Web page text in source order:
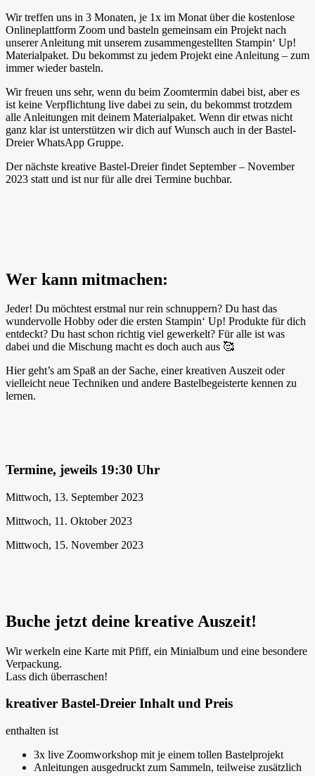
Wir treffen uns in 3 Monaten, je 1x im Monat über die kostenlose
Onlineplattform Zoom und basteln gemeinsam ein Projekt nach
unserer Anleitung mit unserem zusammengestellten Stampin‘ Up!
Materialpaket. Du bekommst zu jedem Projekt eine Anleitung – zum
immer wieder basteln.
Wir freuen uns sehr, wenn du beim Zoomtermin dabei bist, aber es
ist keine Verpflichtung live dabei zu sein, du bekommst trotzdem
alle Anleitungen mit deinem Materialpaket. Wenn dir etwas nicht
ganz klar ist unterstützen wir dich auf Wunsch auch in der Bastel-
Dreier WhatsApp Gruppe.
Der nächste kreative Bastel-Dreier findet September – November
2023 statt und ist nur für alle drei Termine buchbar.
Wer kann mitmachen:
Jeder! Du möchtest erstmal nur rein schnuppern? Du hast das
wundervolle Hobby oder die ersten Stampin‘ Up! Produkte für dich
entdeckt? Du hast schon richtig viel gewerkelt? Für alle ist was
dabei und die Mischung macht es doch auch aus 🥰
Hier geht’s am Spaß an der Sache, einer kreativen Auszeit oder
vielleicht neue Techniken und andere Bastelbegeisterte kennen zu
lernen.
Termine, jeweils 19:30 Uhr
Mittwoch, 13. September 2023
Mittwoch, 11. Oktober 2023
Mittwoch, 15. November 2023
Buche jetzt deine kreative Auszeit!
Wir werkeln eine Karte mit Pfiff, ein Minialbum und eine besondere
Verpackung.
Lass dich überraschen!
kreativer Bastel-Dreier Inhalt und Preis
enthalten ist
3x live Zoomworkshop mit je einem tollen Bastelprojekt
Anleitungen ausgedruckt zum Sammeln, teilweise zusätzlich